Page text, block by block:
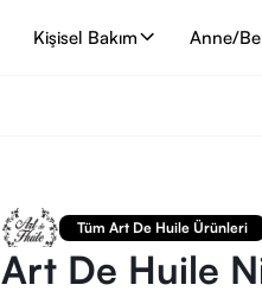
Kişisel Bakım Anne/
Tüm Art De Huile Ürünleri
Art De Huile